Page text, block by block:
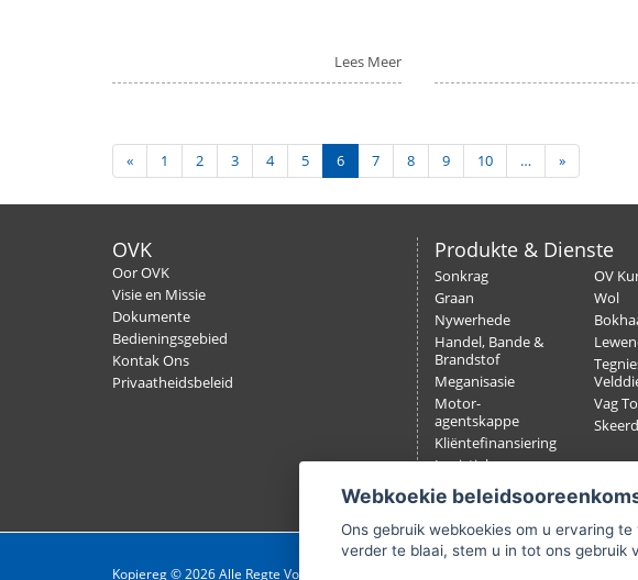
Lees Meer
« 1 2 3 4 5 6 7 8 9 10 … »
OVK
Oor OVK
Visie en Missie
Dokumente
Bedieningsgebied
Kontak Ons
Privaatheidsbeleid
Produkte & Dienste
Sonkrag
Graan
Nywerhede
Handel, Bande &
Brandstof
Meganisasie
Motor-
agentskappe
Kliëntefinansiering
Logistiek
Versekering
OV
Wol
Vag
Kopiereg © 2026 Alle Regte Voorbehou.
Webkoekie
Ons gebruik webkoekies om u ervaring
verder te blaai, stem u in tot ons gebruik